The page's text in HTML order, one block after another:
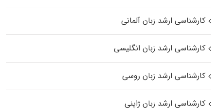
کارشناسی ارشد زبان آلمانی
کارشناسی ارشد زبان انگلیسی
کارشناسی ارشد زبان روسی
کارشناسی ارشد زبان ژاپنی